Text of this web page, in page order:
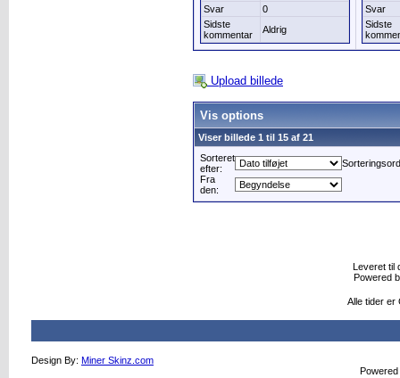
Svar
0
Sidste
kommentar
Aldrig
Svar
Sidste
Upload billede
Vis options
Viser billede 1 til 15 af 21
Sorteret
efter:
Fra
den:
Leveret til
Powered
Alle tider er
Design By: Miner Skinz.com